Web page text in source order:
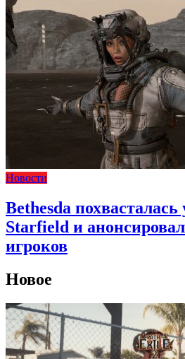
Новости
Bethesda похвасталась
Starfield и
игроков
Новое